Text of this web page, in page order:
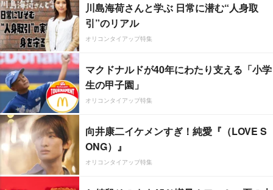
川島海荷さんと学ぶ 日常に潜む“人身取
引”のリアル
オリコンタイアップ特集
マクドナルドが40年にわたり支える「小学
生の甲子園」
オリコンタイアップ特集
向井康二イケメンすぎ！純愛『（LOVE S
ONG）』
オリコンタイアップ特集